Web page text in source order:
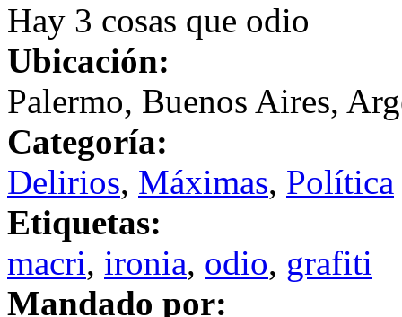
Hay 3 cosas que odio
Ubicación:
Palermo, Buenos Aires,
Categoría:
Delirios, Máximas, Política
Etiquetas:
macri, ironia, odio, grafiti
Mandado por: